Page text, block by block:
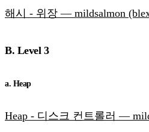
해시 - 위장 — mildsalmon
B. Level 3
a. Heap
Heap - 디스크 컨트롤러 —